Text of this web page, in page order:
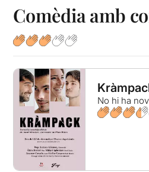
Comèdia amb
No hi ha